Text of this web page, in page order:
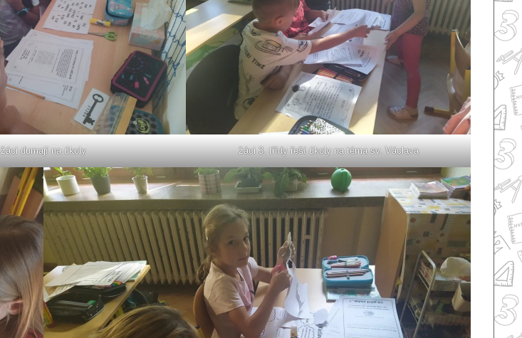
žáci dumají na úkoly žáci 3. třídy řeší úkoly na téma sv. Václava